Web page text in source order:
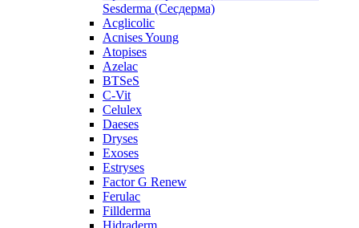
Sesderma (Сесдерма)
Acglicolic
Acnises Young
Atopises
Azelac
BTSeS
C‑Vit
Celulex
Daeses
Dryses
Exoses
Estryses
Factor G Renew
Ferulac
Fillderma
Hidraderm